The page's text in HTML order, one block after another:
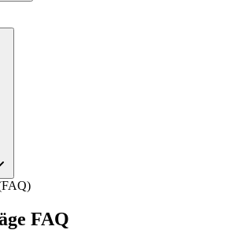
FAQ